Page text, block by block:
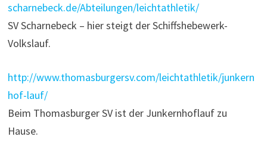
scharnebeck.de/Abteilungen/leichtathletik/
SV Scharnebeck – hier steigt der Schiffshebewerk-
Volkslauf.
http://www.thomasburgersv.com/leichtathletik/junkern
hof-lauf/
Beim Thomasburger SV ist der Junkernhoflauf zu
Hause.